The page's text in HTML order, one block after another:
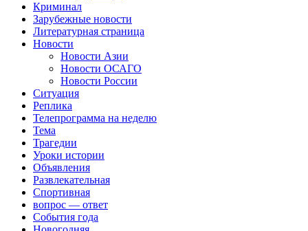
Криминал
Зарубежные новости
Литературная страница
Новости
Новости Азии
Новости ОСАГО
Новости России
Ситуация
Реплика
Телепрограмма на неделю
Тема
Трагедии
Уроки истории
Объявления
Развлекательная
Спортивная
вопрос — ответ
События года